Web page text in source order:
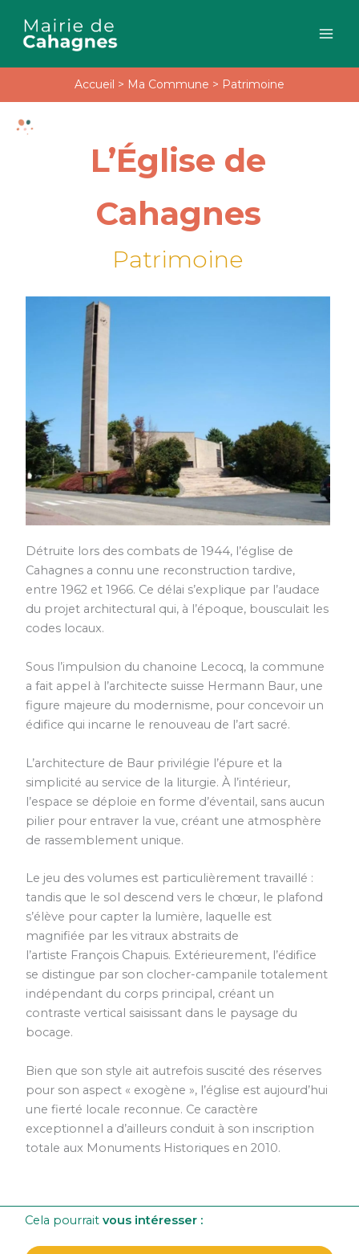
contenu
Accueil > Ma Commune > Patrimoine
L’Église de
Cahagnes
Patrimoine
Détruite lors des combats de 1944, l’église de
Cahagnes a connu une reconstruction tardive,
entre 1962 et 1966. Ce délai s’explique par l’audace
du projet architectural qui, à l’époque, bousculait les
codes locaux.
Sous l’impulsion du chanoine Lecocq, la commune
a fait appel à l’architecte suisse Hermann Baur, une
figure majeure du modernisme, pour concevoir un
édifice qui incarne le renouveau de l’art sacré.
L’architecture de Baur privilégie l’épure et la
simplicité au service de la liturgie. À l’intérieur,
l’espace se déploie en forme d’éventail, sans aucun
pilier pour entraver la vue, créant une atmosphère
de rassemblement unique.
Le jeu des volumes est particulièrement travaillé :
tandis que le sol descend vers le chœur, le plafond
s’élève pour capter la lumière, laquelle est
magnifiée par les vitraux abstraits de
l’artiste François Chapuis. Extérieurement, l’édifice
se distingue par son clocher-campanile totalement
indépendant du corps principal, créant un
contraste vertical saisissant dans le paysage du
bocage.
Bien que son style ait autrefois suscité des réserves
pour son aspect « exogène », l’église est aujourd’hui
une fierté locale reconnue. Ce caractère
exceptionnel a d’ailleurs conduit à son inscription
totale aux Monuments Historiques en 2010.
Cela pourraitvous intéresser :